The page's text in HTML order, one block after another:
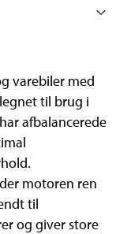
varebiler med
til brug i
afbalancerede
motoren ren
til
og giver store